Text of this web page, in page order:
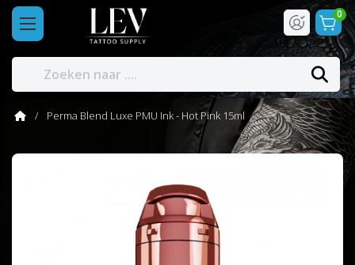
0
Perma Blend Luxe PMU Ink - Hot Pink 15ml